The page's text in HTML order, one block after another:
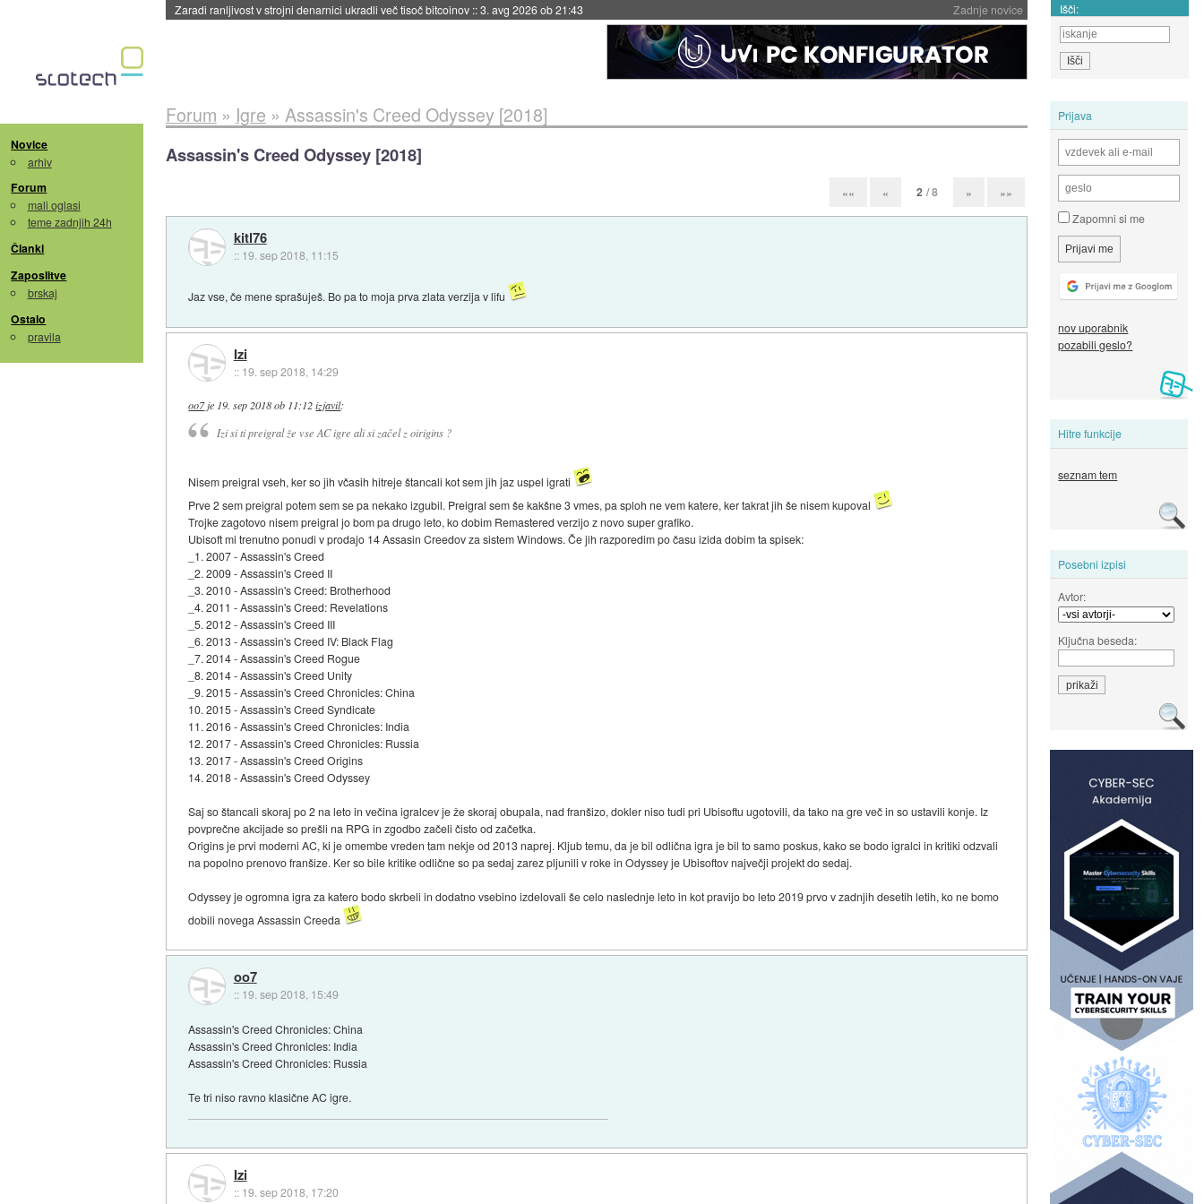
Zadnje novice
Zaradi ranljivost v strojni denarnici ukradli več tisoč bitcoinov ::3. avg 2026 ob 21:43 Išči:
Novice
arhiv
Forum
mali oglasi
teme zadnjih 24h
Članki
Zaposlitve
brskaj
Ostalo
pravila
Prijava
Zapomni si me
nov uporabnik
pozabili geslo?
Hitre funkcije
seznam tem
Posebni izpisi
Avtor:
Ključna beseda:
Forum » Igre » Assassin's Creed Odyssey [2018]
Assassin's Creed Odyssey [2018]
«« « 2 / 8 » »»
kitl76
:: 19. sep 2018, 11:15
Jaz vse, če mene sprašuješ. Bo pa to moja prva zlata verzija v lifu
Izi
:: 19. sep 2018, 14:29
oo7je 19. sep 2018 ob 11:12 izjavil:
Izi si ti preigral že vse AC igre ali si začel z oirigins ?
Nisem preigral vseh, ker so jih včasih hitreje štancali kot sem jih jaz uspel igrati
Prve 2 sem preigral potem sem se pa nekako izgubil. Preigral sem še kakšne 3 vmes, pa sploh ne vem katere, ker takrat jih še nisem kupoval
Trojke zagotovo nisem preigral jo bom pa drugo leto, ko dobim Remastered verzijo z novo super grafiko.
Ubisoft mi trenutno ponudi v prodajo 14 Assasin Creedov za sistem Windows. Če jih razporedim po času izida dobim ta spisek:
_1. 2007 - Assassin's Creed
_2. 2009 - Assassin's Creed II
_3. 2010 - Assassin's Creed: Brotherhood
_4. 2011 - Assassin's Creed: Revelations
_5. 2012 - Assassin's Creed III
_6. 2013 - Assassin's Creed IV: Black Flag
_7. 2014 - Assassin's Creed Rogue
_8. 2014 - Assassin's Creed Unity
_9. 2015 - Assassin's Creed Chronicles: China
10. 2015 - Assassin's Creed Syndicate
11. 2016 - Assassin's Creed Chronicles: India
12. 2017 - Assassin's Creed Chronicles: Russia
13. 2017 - Assassin's Creed Origins
14. 2018 - Assassin's Creed Odyssey
Saj so štancali skoraj po 2 na leto in večina igralcev je že skoraj obupala, nad franšizo, dokler niso tudi pri Ubisoftu ugotovili, da tako na gre več in so ustavili konje. Iz
povprečne akcijade so prešli na RPG in zgodbo začeli čisto od začetka.
Origins je prvi moderni AC, ki je omembe vreden tam nekje od 2013 naprej. Kljub temu, da je bil odlična igra je bil to samo poskus, kako se bodo igralci in kritiki odzvali
na popolno prenovo franšize. Ker so bile kritike odlične so pa sedaj zarez pljunili v roke in Odyssey je Ubisoftov največji projekt do sedaj.
Odyssey je ogromna igra za katero bodo skrbeli in dodatno vsebino izdelovali še celo naslednje leto in kot pravijo bo leto 2019 prvo v zadnjih desetih letih, ko ne bomo
dobili novega Assassin Creeda
oo7
:: 19. sep 2018, 15:49
Assassin's Creed Chronicles: China
Assassin's Creed Chronicles: India
Assassin's Creed Chronicles: Russia
Te tri niso ravno klasične AC igre.
Izi
:: 19. sep 2018, 17:20